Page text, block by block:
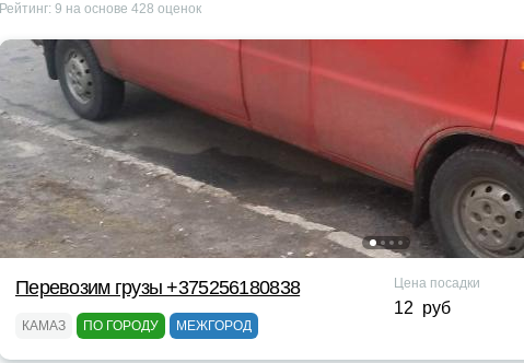
Рейтинг: 9 на основе 428 оценок
Перевозим грузы +375256180838
КАМАЗ ПО ГОРОДУ МЕЖГОРОД
Цена посадки
12 руб